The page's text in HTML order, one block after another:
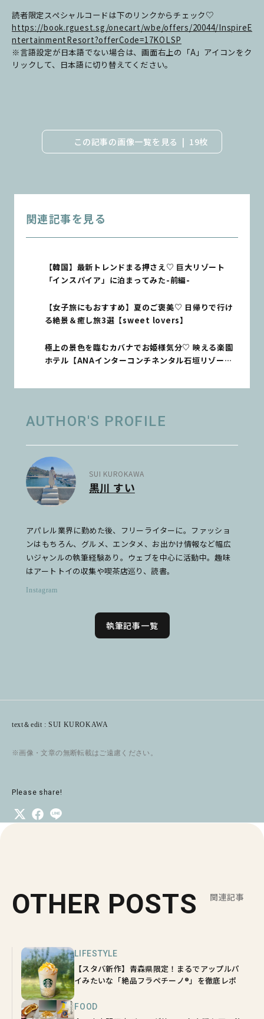
読者限定スペシャルコードは下のリンクからチェック♡
https://book.rguest.sg/onecart/wbe/offers/20044/InspireE
ntertainmentResort?offerCode=17KOLSP
※言語設定が日本語でない場合は、画面右上の「A」アイコンをク
リックして、日本語に切り替えてください。
この記事の画像一覧を見る 19枚
関連記事を見る
【韓国】最新トレンドまる押さえ♡ 巨大リゾート
「インスパイア」に泊まってみた-前編-
【女子旅にもおすすめ】夏のご褒美♡ 日帰りで行け
る絶景＆癒し旅3選【sweet lovers】
極上の景色を臨むカバナでお姫様気分♡ 映える楽園
ホテル【ANAインターコンチネンタル石垣リゾー
AUTHOR'S PROFILE
SUI KUROKAWA
黒川 すい
アパレル業界に勤めた後、フリーライターに。ファッショ
ンはもちろん、グルメ、エンタメ、お出かけ情報など幅広
いジャンルの執筆経験あり。ウェブを中心に活動中。趣味
はアートトイの収集や喫茶店巡り、読書。
Instagram
執筆記事一覧
text＆edit : SUI KUROKAWA
※画像・文章の無断転載はご遠慮ください。
Please share!
OTHER POSTS 関連記事
LIFESTYLE
【スタバ新作】青森県限定！まるでアップルパ
イみたいな「絶品フラペチーノ®」を徹底レポ
FOOD